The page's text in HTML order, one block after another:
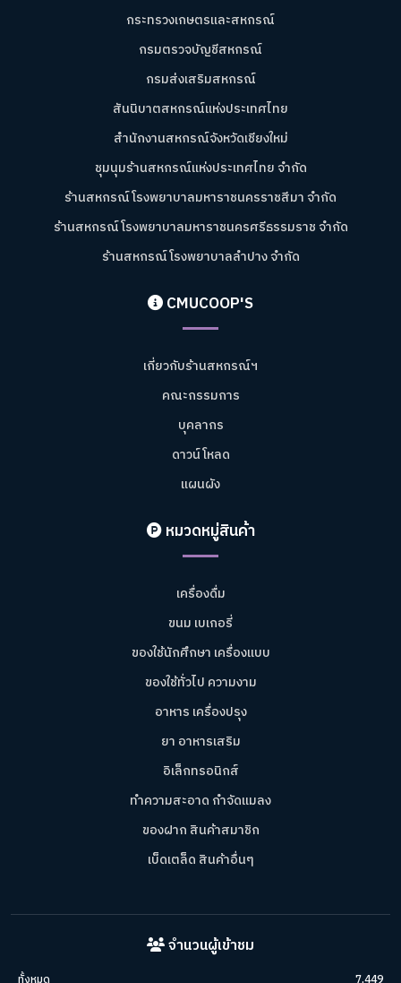
กระทรวงเกษตรและสหกรณ์
กรมตรวจบัญชีสหกรณ์
กรมส่งเสริมสหกรณ์
สันนิบาตสหกรณ์แห่งประเทศไทย
สำนักงานสหกรณ์จังหวัดเชียงใหม่
ชุมนุมร้านสหกรณ์แห่งประเทศไทย จำกัด
ร้านสหกรณ์โรงพยาบาลมหาราชนครราชสีมา จำกัด
ร้านสหกรณ์โรงพยาบาลมหาราชนครศรีธรรมราช จำกัด
ร้านสหกรณ์โรงพยาบาลลำปาง จำกัด
CMUCOOP'S
เกี่ยวกับร้านสหกรณ์ฯ
คณะกรรมการ
บุคลากร
ดาวน์โหลด
แผนผัง
หมวดหมู่สินค้า
เครื่องดื่ม
ขนม เบเกอรี่
ของใช้นักศึกษา เครื่องแบบ
ของใช้ทั่วไป ความงาม
อาหาร เครื่องปรุง
ยา อาหารเสริม
อิเล็กทรอนิกส์
ทำความสะอาด กำจัดแมลง
ของฝาก สินค้าสมาชิก
เบ็ดเตล็ด สินค้าอื่นๆ
จำนวนผู้เข้าชม